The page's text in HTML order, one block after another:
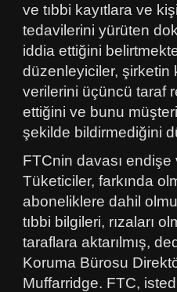
ve tıbbi kayıtlara ve
tedavilerini yürüten
iddia ettiğini
düzenleyiciler, şirketin
verilerini üçüncü taraf
ettiğini ve bunu
şekilde bildirmediğini
FTCnin davası
Tüketiciler, farkında
aboneliklere dahil
tıbbi bilgileri, rızaları
taraflara aktarılmış,
Koruma Bürosu
Muffarridge. FTC,